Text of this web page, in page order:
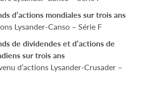
d’actions mondiales sur trois ans
Lysander-Canso – Série F
de dividendes et d’actions de
sur trois ans
d’actions Lysander-Crusader –